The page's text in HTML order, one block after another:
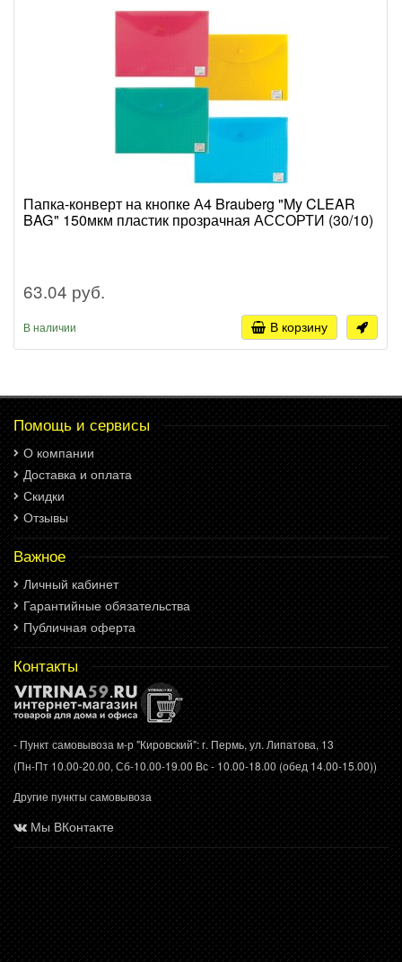
Папка-конверт на кнопке А4 Brauberg "My CLEAR
BAG" 150мкм пластик прозрачная АССОРТИ (30/10)
63.04 руб.
В наличии В корзину
Помощь и сервисы
О компании
Доставка и оплата
Скидки
Отзывы
Важное
Личный кабинет
Гарантийные обязательства
Публичная оферта
Контакты
- Пункт самовывоза м-р "Кировский": г. Пермь, ул. Липатова, 13
(Пн-Пт 10.00-20.00, Сб-10.00-19.00 Вс - 10.00-18.00 (обед 14.00-15.00))
Другие пункты самовывоза
Мы ВКонтакте